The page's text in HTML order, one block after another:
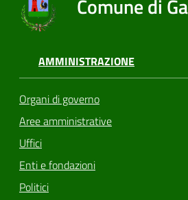
Comune di
AMMINISTRAZIONE
Organi di governo
Aree amministrative
Uffici
Enti e fondazioni
Politici